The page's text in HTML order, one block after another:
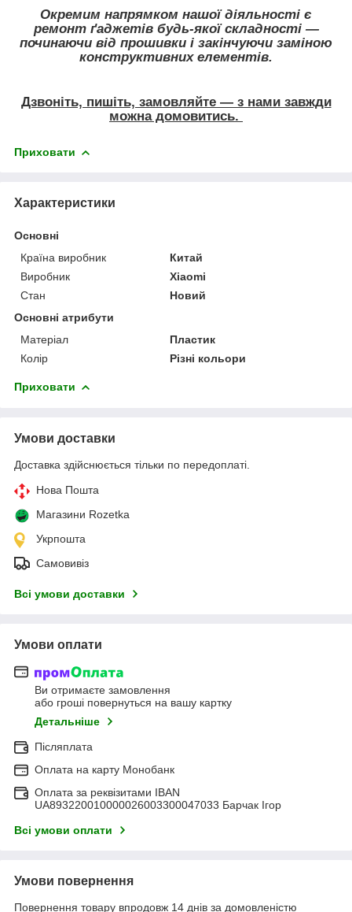
Окремим напрямком нашої діяльності є
ремонт ґаджетів будь-якої складності ―
починаючи від прошивки і закінчуючи заміною
конструктивних елементів.
Дзвоніть, пишіть, замовляйте ― з нами завжди
можна домовитись.
Приховати
Характеристики
Основні
Країна виробник
Китай
Виробник
Xiaomi
Стан
Новий
Основні атрибути
Матеріал
Пластик
Колір
Різні кольори
Приховати
Умови доставки
Доставка здійснюється тільки по передоплаті.
Нова Пошта
Магазини Rozetka
Укрпошта
Самовивіз
Всі умови доставки
Умови оплати
Ви отримаєте замовлення
або гроші повернуться на вашу картку
Детальніше
Післяплата
Оплата на карту Монобанк
Оплата за реквізитами IBAN
UA893220010000026003300047033 Барчак Ігор
Всі умови оплати
Умови повернення
Повернення товару впродовж 14 днів за домовленістю